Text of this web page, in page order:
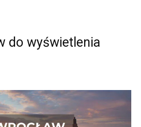
do wyświetlenia